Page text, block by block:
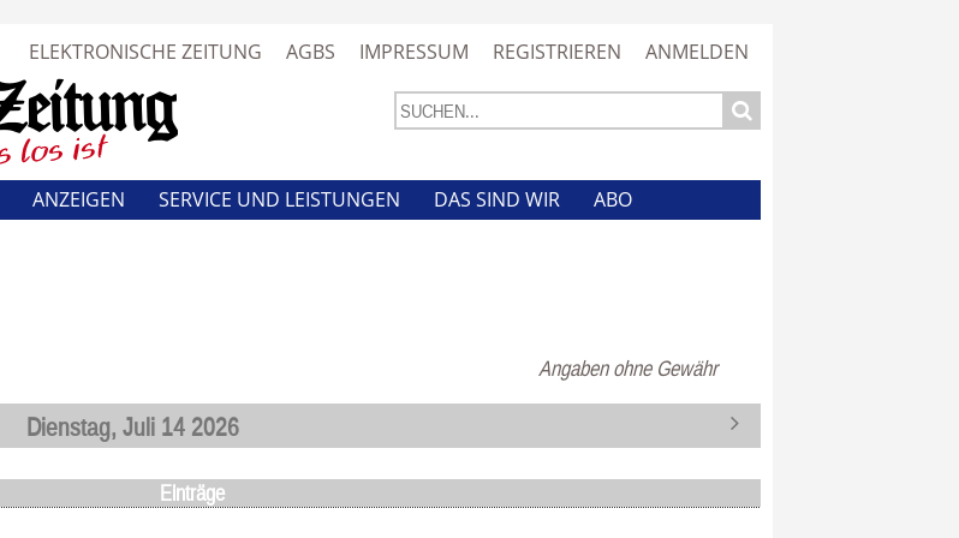
ELEKTRONISCHE ZEITUNG AGBS IMPRESSUM REGISTRIEREN ANMELDEN
Angaben ohne Gewähr
Dienstag, Juli 14 2026
h
s
Einträge
ANZEIGEN SERVICE UND LEISTUNGEN DAS SIND WIR ABO